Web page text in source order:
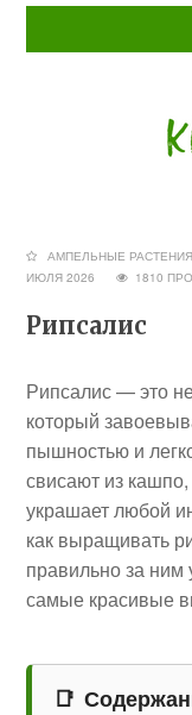
АМПЕЛЬНЫЕ РАСТЕНИЯ
ИЮЛЯ 2026
1810
Рипсалис
Рипсалис — это
который
пышностью и
свисают из
украшает любой
как выращивать
правильно за ним
самые красивые